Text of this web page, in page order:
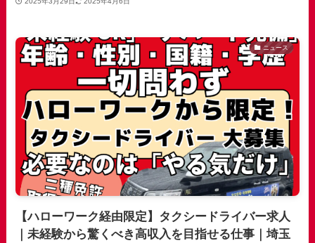
ニュース
【ハローワーク経由限定】タクシードライバー求人
｜未経験から驚くべき高収入を目指せる仕事｜埼玉